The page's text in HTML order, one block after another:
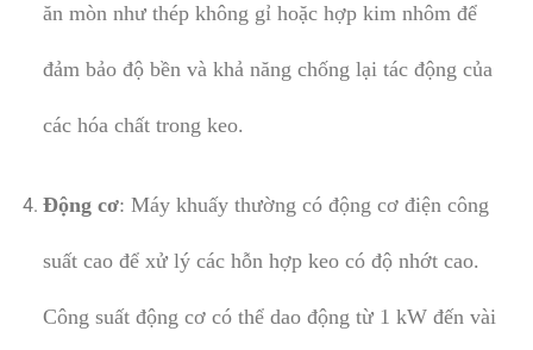
ăn mòn như thép không gỉ hoặc hợp kim nhôm để
đảm bảo độ bền và khả năng chống lại tác động của
các hóa chất trong keo.
Động cơ: Máy khuấy thường có động cơ điện công
suất cao để xử lý các hỗn hợp keo có độ nhớt cao.
Công suất động cơ có thể dao động từ 1 kW đến vài